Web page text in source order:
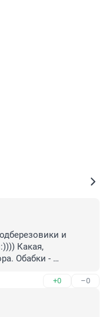
и
Какая,
Обабки -
+0 –0